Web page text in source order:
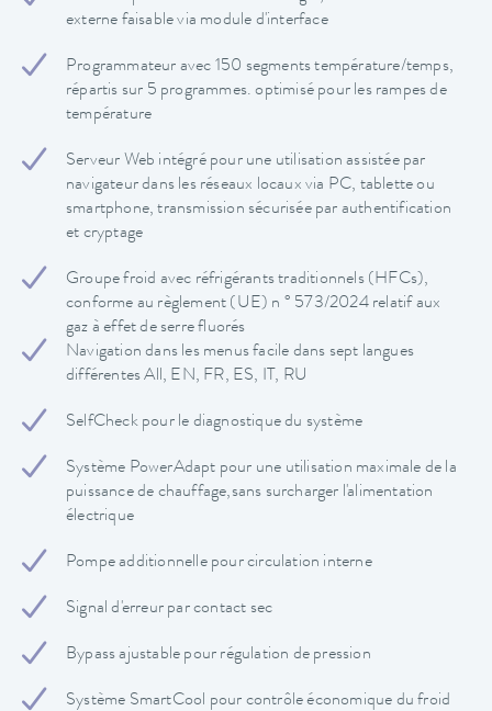
externe faisable via module d'interface
Programmateur avec 150 segments température/temps,
répartis sur 5 programmes. optimisé pour les rampes de
température
Serveur Web intégré pour une utilisation assistée par
navigateur dans les réseaux locaux via PC, tablette ou
smartphone, transmission sécurisée par authentification
et cryptage
Groupe froid avec réfrigérants traditionnels (HFCs),
conforme au règlement (UE) n ° 573/2024 relatif aux
gaz à effet de serre fluorés
Navigation dans les menus facile dans sept langues
différentes All, EN, FR, ES, IT, RU
SelfCheck pour le diagnostique du système
Système PowerAdapt pour une utilisation maximale de la
puissance de chauffage,sans surcharger l'alimentation
électrique
Pompe additionnelle pour circulation interne
Signal d'erreur par contact sec
Bypass ajustable pour régulation de pression
Système SmartCool pour contrôle économique du froid